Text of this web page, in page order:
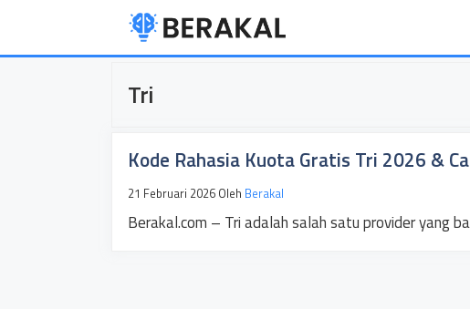
isi
Tri
Kode Rahasia Kuota Gratis Tri 2026 &
21 Februari 2026 Oleh Berakal
Berakal.com – Tri adalah salah satu provider yang